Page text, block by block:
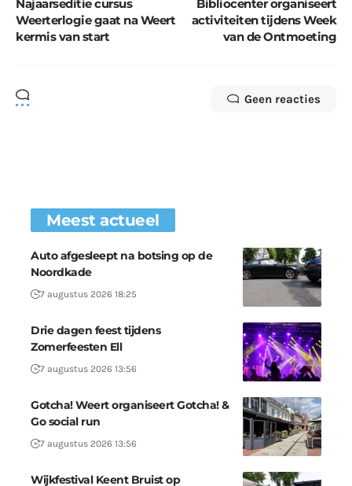
Najaarseditie cursus
Weerterlogie gaat na Weert
kermis van start
Bibliocenter organiseert
activiteiten tijdens Week
van de Ontmoeting
Geen reacties
Meest actueel
Auto afgesleept na botsing op de
Noordkade
7 augustus 2026 18:25
Drie dagen feest tijdens
Zomerfeesten Ell
7 augustus 2026 13:56
Gotcha! Weert organiseert Gotcha! &
Go social run
7 augustus 2026 13:56
Wijkfestival Keent Bruist op